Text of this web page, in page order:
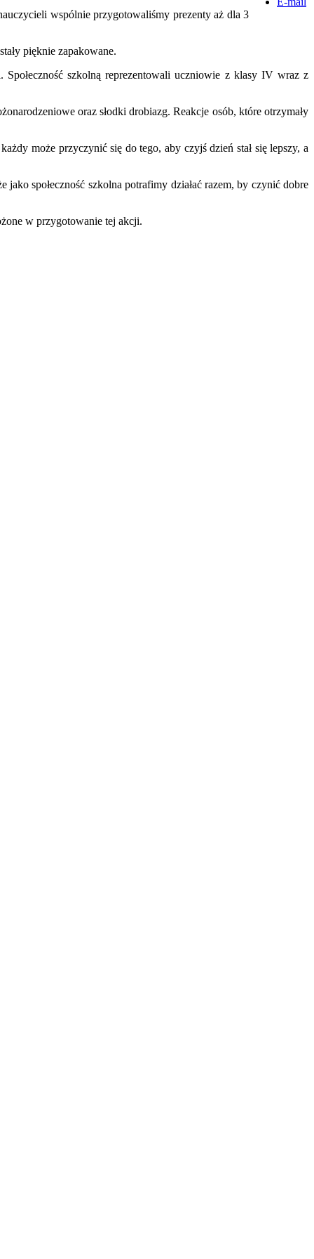
wspólnie przygotowaliśmy prezenty aż dla 3
pięknie zapakowane.
szkolną reprezentowali uczniowie z klasy IV wraz z
oraz słodki drobiazg. Reakcje osób, które otrzymały
może przyczynić się do tego, aby czyjś dzień stał się lepszy, a
społeczność szkolna potrafimy działać razem, by czynić dobre
w przygotowanie tej akcji.